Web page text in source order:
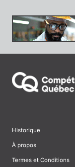
Historique
À propos
Termes et Conditions